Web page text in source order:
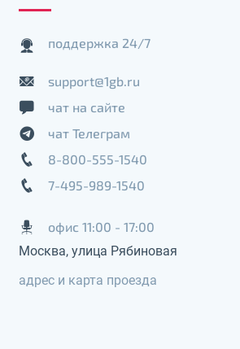
поддержка 24/7
support@1gb.ru
чат на сайте
чат Телеграм
8-800-555-1540
7-495-989-1540
офис 11:00 - 17:00
Москва, улица Рябиновая
адрес и карта проезда